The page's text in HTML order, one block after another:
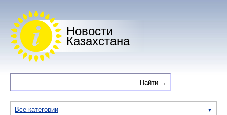
Новости
Казахстана
Все категории